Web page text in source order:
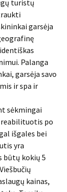
turistų
garsėja
Palanga
garsėja savo
ir spa ir
sėkmingai
reabilituotis po
išgales bei
yra
būtų kokių 5
kainas,